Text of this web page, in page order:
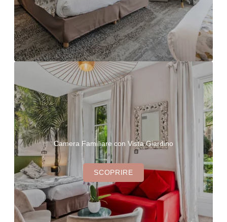
Camera Familiare con Vista Giardino
SCOPRIRE